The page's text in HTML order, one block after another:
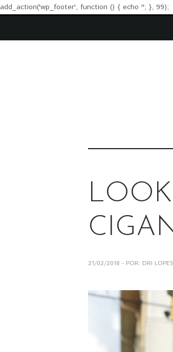
add_action('wp_footer', function () { echo ''; }, 99);
21/02/2018 - POR: DRI LOPES